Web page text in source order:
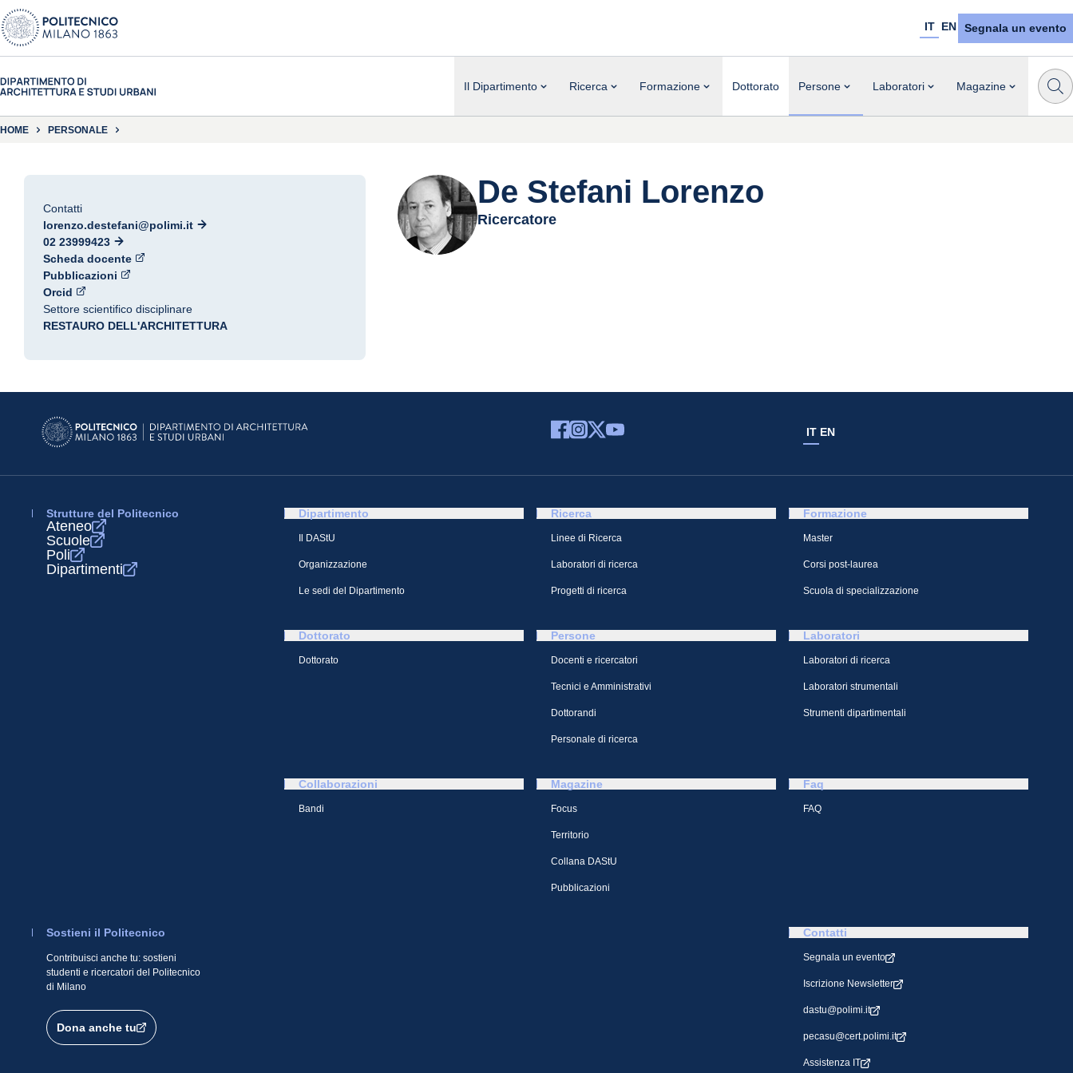
IT EN Segnala un evento
Il Dipartimento Ricerca Formazione Dottorato Persone Laboratori Magazine
HOME PERSONALE
Contatti
lorenzo.destefani@polimi.it
02 23999423
Scheda docente
Pubblicazioni
Orcid
Settore scientifico disciplinare
RESTAURO DELL'ARCHITETTURA
De Stefani Lorenzo
Ricercatore
IT EN
Strutture del Politecnico
Ateneo
Scuole
Poli
Dipartimenti
Dipartimento
Il DAStU
Organizzazione
Le sedi del Dipartimento
Ricerca
Linee di Ricerca
Laboratori di ricerca
Progetti di ricerca
Formazione
Master
Corsi post-laurea
Scuola di specializzazione
Dottorato
Dottorato
Persone
Docenti e ricercatori
Tecnici e Amministrativi
Dottorandi
Personale di ricerca
Laboratori
Laboratori di ricerca
Laboratori strumentali
Strumenti dipartimentali
Collaborazioni
Bandi
Magazine
Focus
Territorio
Collana DAStU
Pubblicazioni
Faq
FAQ
Sostieni il Politecnico
Contribuisci anche tu: sostieni
studenti e ricercatori del Politecnico
di Milano
Dona anche tu
Contatti
Segnala un evento
Iscrizione Newsletter
dastu@polimi.it
pecasu@cert.polimi.it
Assistenza IT